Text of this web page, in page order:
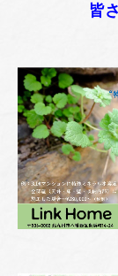
皆